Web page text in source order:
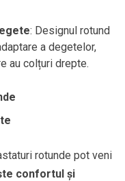
: Designul rotund
a degetelor,
au colțuri drepte.
rotunde pot veni
confortul și